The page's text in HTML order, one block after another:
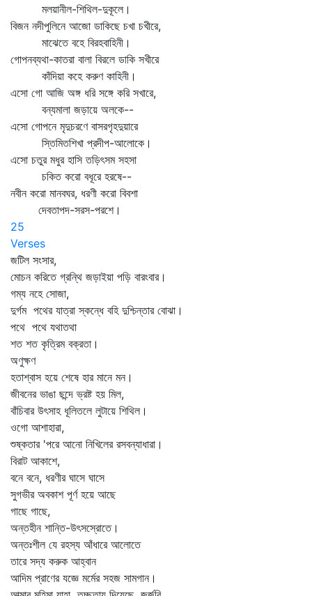
মলয়ানীল-শিথিল-দুকূলে।
বিজন নদীপুলিনে আজো ডাকিছে চখা চখীরে,
মাঝেতে বহে বিরহবাহিনী।
গোপনব্যথা-কাতরা বালা বিরলে ডাকি সখীরে
কাঁদিয়া কহে করুণ কাহিনী।
এসো গো আজি অঙ্গ ধরি সঙ্গে করি সখারে,
বন্যমালা জড়ায়ে অলকে--
এসো গোপনে মৃদুচরণে বাসরগৃহদুয়ারে
স্তিমিতশিখা প্রদীপ-আলোকে।
এসো চতুর মধুর হাসি তড়িৎসম সহসা
চকিত করো বধূরে হরষে--
নবীন করো মানবঘর, ধরণী করো বিবশা
দেবতাপদ-সরস-পরশে।
25
Verses
জটিল সংসার,
মোচন করিতে গ্রন্থি জড়াইয়া পড়ি বারংবার।
গম্য নহে সোজা,
দুর্গম পথের যাত্রা স্কন্ধে বহি দুশ্চিন্তার বোঝা।
পথে পথে যথাতথা
শত শত কৃত্রিম বক্রতা।
অণুক্ষণ
হতাশ্বাস হয়ে শেষে হার মানে মন।
জীবনের ভাঙা ছন্দে ভ্রষ্ট হয় মিল,
বাঁচিবার উৎসাহ ধূলিতলে লুটায়ে শিথিল।
ওগো আশাহারা,
শুষ্কতার 'পরে আনো নিখিলের রসবন্যাধারা।
বিরাট আকাশে,
বনে বনে, ধরণীর ঘাসে ঘাসে
সুগভীর অবকাশ পূর্ণ হয়ে আছে
গাছে গাছে,
অন্তহীন শান্তি-উৎসস্রোতে।
অন্তঃশীল যে রহস্য আঁধারে আলোতে
তারে সদ্য করুক আহ্বান
আদিম প্রাণের যজ্ঞে মর্মের সহজ সামগান।